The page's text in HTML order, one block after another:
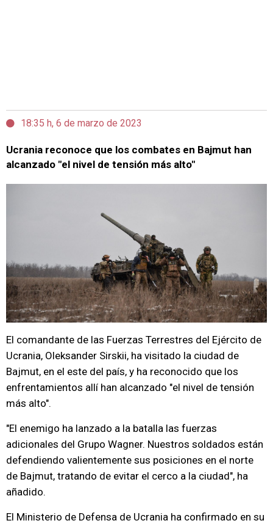
18:35 h, 6 de marzo de 2023
Ucrania reconoce que los combates en Bajmut han
alcanzado "el nivel de tensión más alto"
El comandante de las Fuerzas Terrestres del Ejército de
Ucrania, Oleksander Sirskii, ha visitado la ciudad de
Bajmut, en el este del país, y ha reconocido que los
enfrentamientos allí han alcanzado "el nivel de tensión
más alto".
"El enemigo ha lanzado a la batalla las fuerzas
adicionales del Grupo Wagner. Nuestros soldados están
defendiendo valientemente sus posiciones en el norte
de Bajmut, tratando de evitar el cerco a la ciudad", ha
añadido.
El Ministerio de Defensa de Ucrania ha confirmado en su